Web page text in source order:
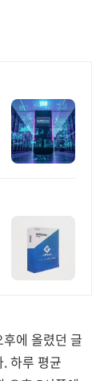
에 올렸던 글
하루 평균